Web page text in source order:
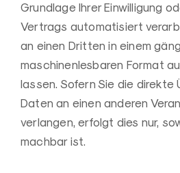
Grundlage Ihrer Einwilligung
Vertrags automatisiert
an einen Dritten in einem
maschinenlesbaren Format
lassen. Sofern Sie die direkte
Daten an einen anderen
verlangen, erfolgt dies nur,
machbar ist.